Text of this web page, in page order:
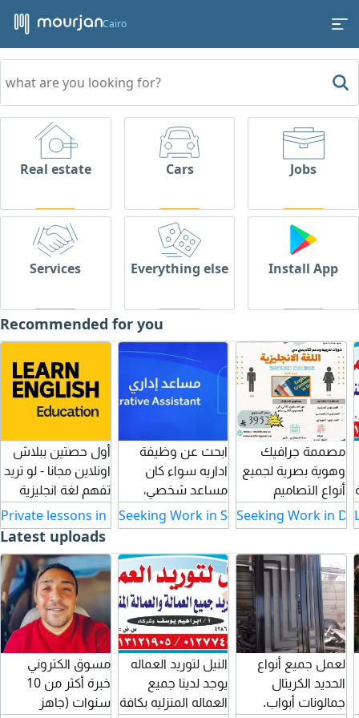
Cairo
Real estate Cars Jobs
Services Everything else Install App
Recommended for you
أول حصتين ببلاش
اونلاين مجانا - لو تريد
تفهم لغة انجليزية
بطريقة بسيطة -
أستاذ عمرو البدري
مدرس خصوصي
مادة اللغة الانجليزية
- لكافة مراحل
المرحلة الابتدائية
والاعدادية والثانوية
بمدينة القاهرة
ومصر والعالم بنظام
الحصة أو الشهر
بسعر بسيط - متاح
Private lessons in Cairo
ابحث عن وظيفة
اداريه سواء كان
مساعد شخصي،
مساعد اداري،
علاقات عامة وخدمة
وفوريه
Seeking Work in Secretarial in Cairo
مصممة جرافيك
وهوية بصرية لجميع
أنواع التصاميم
بوستات - دعوات
مناسبات - عروض
التصاميم حسب
طلبك بأسعار
مناسبة للجميع
للتواصل
Seeking Work in
Latest uploads
مسوق الكتروني
خبرة أكثر من 10
سنوات (جاهز
النيل لتوريد العماله
يوجد لدينا جميع
العماله المنزليه بكافة
لعمل جميع أنواع
الحديد الكريتال
جمالونات أبواب.